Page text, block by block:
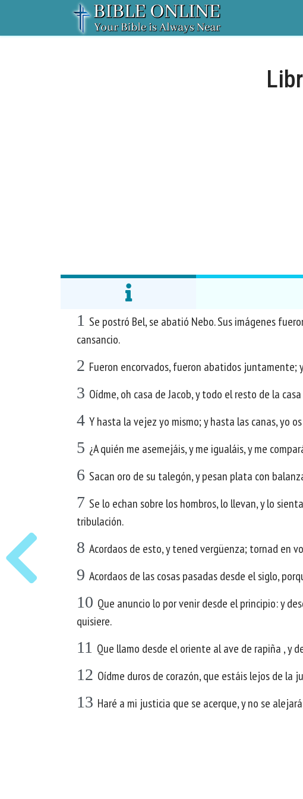
1 Se postró Bel, se abatió Nebo. Sus imágenes
cansancio.
2 Fueron encorvados, fueron abatidos juntamente;
3 Oídme, oh casa de Jacob, y todo el resto de la
4 Y hasta la vejez yo mismo; y hasta las canas, yo
5 ¿A quién me asemejáis, y me igualáis, y me
6 Sacan oro de su talegón, y pesan plata con
7 Se lo echan sobre los hombros, lo llevan, y lo
tribulación.
8 Acordaos de esto, y tened vergüenza; tornad en
9 Acordaos de las cosas pasadas desde el siglo,
10 Que anuncio lo por venir desde el principio: y
quisiere.
11 Que llamo desde el oriente al ave de rapiña , y
12 Oídme duros de corazón, que estáis lejos de la
13 Haré a mi justicia que se acerque, y no se